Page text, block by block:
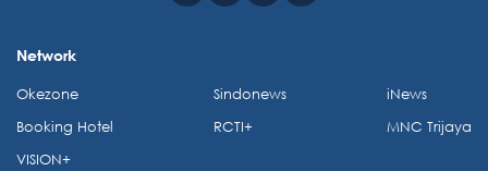
Network
Okezone
Booking Hotel
VISION+
Sindonews
RCTI+
iNews
MNC Trijaya